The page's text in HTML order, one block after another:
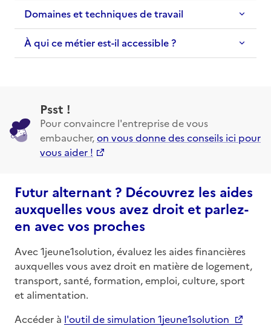
Domaines et techniques de travail
À qui ce métier est-il accessible ?
Psst !
Pour convaincre l'entreprise de vous
embaucher,on vous donne des conseils ici pour
vous aider !
Futur alternant ? Découvrez les aides
auxquelles vous avez droit et parlez-
en avec vos proches
Avec 1jeune1solution, évaluez les aides financières
auxquelles vous avez droit en matière de logement,
transport, santé, formation, emploi, culture, sport
et alimentation.
Accéder à l'outil de simulation 1jeune1solution